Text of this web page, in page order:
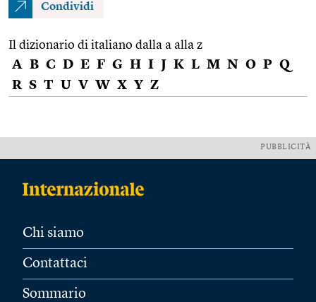
Condividi
Il dizionario di italiano dalla a alla z
A B C D E F G H I J K L M N O P Q
R S T U V W X Y Z
PUBBLICITÀ
Chi siamo
Contattaci
Sommario